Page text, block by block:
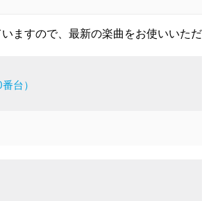
ますので、最新の楽曲をお使いいただ
台）